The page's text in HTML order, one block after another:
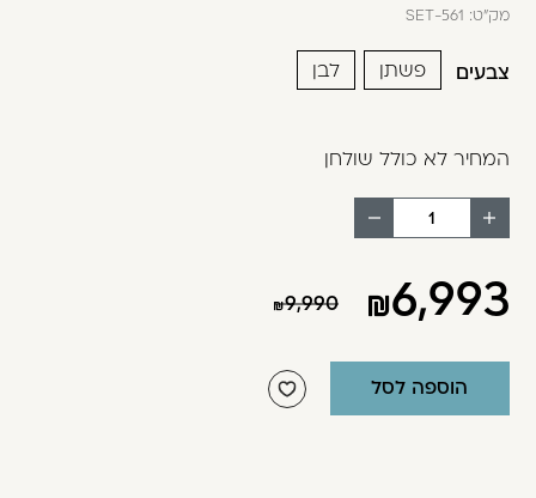
מק"ט: SET-561
צבעים פשתן לבן
המחיר לא כולל שולחן
הוסף
החסר
6,993
9,990
הוספה לסל